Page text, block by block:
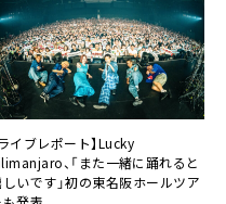
ライブレポート】Lucky
、「また一緒に踊れると
いです」初の東名阪ホールツア